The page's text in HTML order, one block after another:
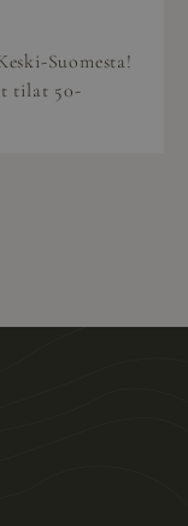
Suomesta!
tilat 50-